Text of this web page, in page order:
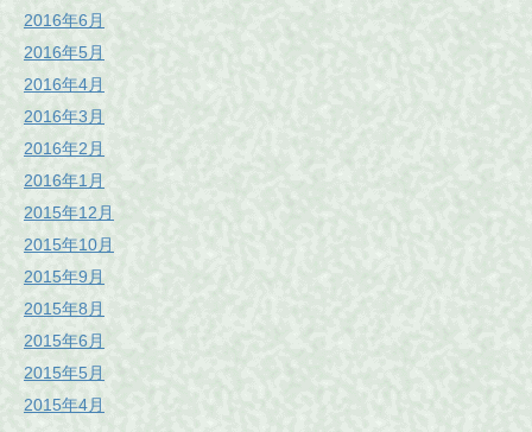
2016年6月
2016年5月
2016年4月
2016年3月
2016年2月
2016年1月
2015年12月
2015年10月
2015年9月
2015年8月
2015年6月
2015年5月
2015年4月